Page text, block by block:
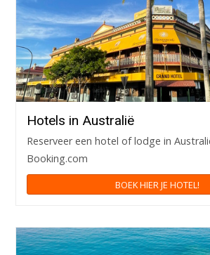
Hotels in Australië
Reserveer een hotel of lodge in
Booking.com
BOEK HIER JE HOTEL!